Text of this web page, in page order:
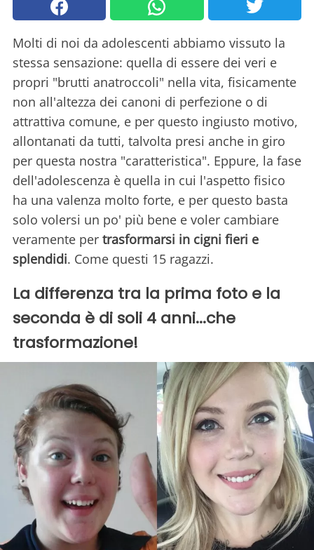
Molti di noi da adolescenti abbiamo vissuto la
stessa sensazione: quella di essere dei veri e
propri "brutti anatroccoli" nella vita, fisicamente
non all'altezza dei canoni di perfezione o di
attrattiva comune, e per questo ingiusto motivo,
allontanati da tutti, talvolta presi anche in giro
per questa nostra "caratteristica". Eppure, la fase
dell'adolescenza è quella in cui l'aspetto fisico
ha una valenza molto forte, e per questo basta
solo volersi un po' più bene e voler cambiare
veramente per trasformarsi in cigni fieri e
splendidi. Come questi 15 ragazzi.
La differenza tra la prima foto e la
seconda è di soli 4 anni...che
trasformazione!